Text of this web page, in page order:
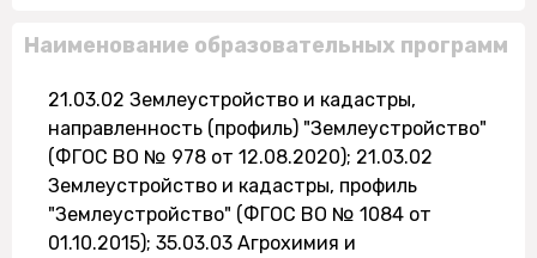
Наименование образовательных программ
21.03.02 Землеустройство и кадастры,
направленность (профиль) "Землеустройство"
(ФГОС ВО № 978 от 12.08.2020); 21.03.02
Землеустройство и кадастры, профиль
"Землеустройство" (ФГОС ВО № 1084 от
01.10.2015); 35.03.03 Агрохимия и